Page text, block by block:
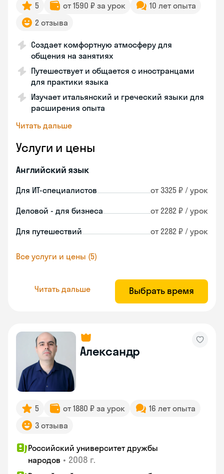
5 от 1590 ₽ за урок
10 лет опыта
2 отзыва
Создает комфортную атмосферу для
общения на занятиях
Путешествует и общается с иностранцами
для практики языка
Изучает итальянский и греческий языки для
расширения опыта
Читать дальше
Услуги и цены
Английский язык
Для ИТ-специалистов от 3325 ₽ / урок
Деловой - для бизнеса от 2282 ₽ / урок
Для путешествий от 2282 ₽ / урок
Все услуги и цены (5)
Читать дальше Выбрать время
Александр
5 от 1880 ₽ за урок
16 лет опыта
3 отзыва
Российский университет дружбы
народов • 2008 г.